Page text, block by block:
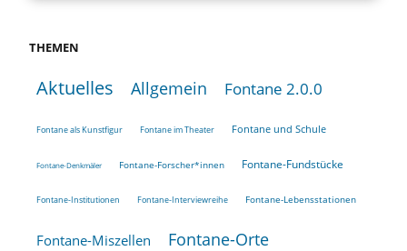
THEMEN
Aktuelles Allgemein Fontane 2.0.0
Fontane als Kunstfigur Fontane im Theater Fontane und Schule
Fontane-Denkmäler Fontane-Forscher*innen Fontane-Fundstücke
Fontane-Institutionen Fontane-Interviewreihe Fontane-Lebensstationen
Fontane-Miszellen Fontane-Orte